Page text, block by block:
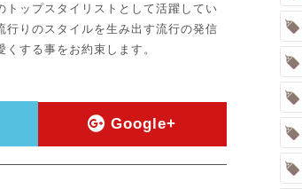
ップスタイリストとして活躍してい
行りのスタイルを生み出す流行の発信
する事をお約束します。
Google+